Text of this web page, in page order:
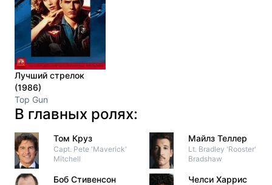
Лучший стрелок
(1986)
Top Gun
В главных ролях:
Том Круз
Capt. Pete 'Maverick'
Mitchell
Боб Стивенсон
Майлз Теллер
Lt. Bradley 'Rooster'
Bradshaw
Челси Харрис